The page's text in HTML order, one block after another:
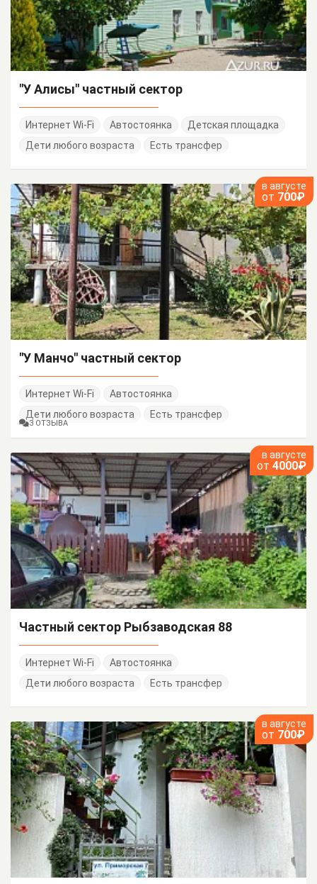
"У Алисы" частный сектор
Интернет Wi-Fi Автостоянка
Детская площадка
Дети любого возраста
Есть трансфер
в августе
от 700₽
"У Манчо" частный сектор
Интернет Wi-Fi
Автостоянка
Дети любого возраста
Есть трансфер
3 ОТЗЫВА
в августе
от 4000₽
Частный сектор Рыбзаводская 88
Интернет Wi-Fi
Автостоянка
Дети любого возраста
Есть трансфер
в августе
от 700₽